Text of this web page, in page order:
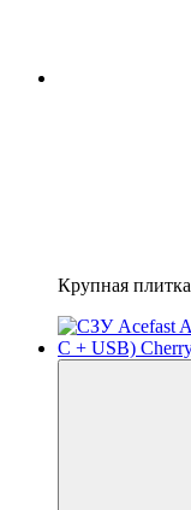
Крупная плитка